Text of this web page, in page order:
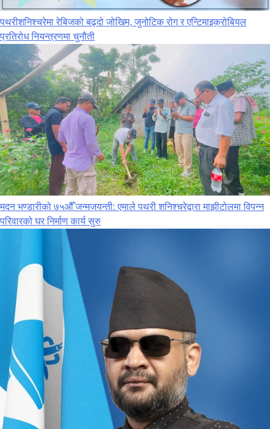
पथरीशनिश्‍चरेमा रेबिजको बढ्दो जोखिम, जुनोटिक रोग र एन्टिमाइक्रोबियल
प्रतिरोध नियन्त्रणमा चुनौती
मदन भण्डारीको ७५औँ जन्मजयन्ती: एमाले पथरी शनिश्चरेद्वारा माझीटोलमा विपन्न
परिवारको घर निर्माण कार्य सुरु